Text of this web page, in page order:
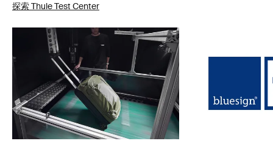
探索 Thule Test Center